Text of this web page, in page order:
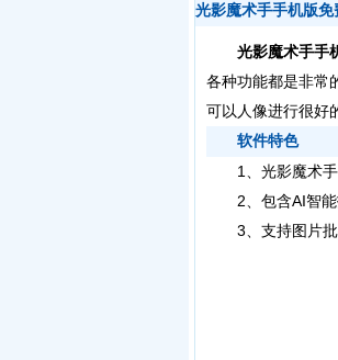
光影魔术手手机版
光影魔术手手
各种功能都是非常
可以人像进行很好
软件特色
1、光影魔术手
2、包含AI智能
3、支持图片批